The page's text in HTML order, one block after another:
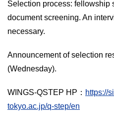
Selection process: fellowship
document screening. An
necessary.
Announcement of selection
(Wednesday).
WINGS-QSTEP HP： https://
tokyo.ac.jp/q-step/en